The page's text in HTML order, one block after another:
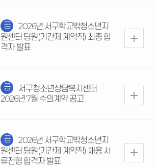
공지
2026년 서구학교밖청소년지
원센터 팀원(기간제 계약직) 최종 합
격자 발표
공지
서구청소년상담복지센터
2026년 7월 수의계약 공고
공지
2026년 서구학교밖청소년지
원센터 팀원(기간제 계약직) 채용 서
류전형 합격자 발표